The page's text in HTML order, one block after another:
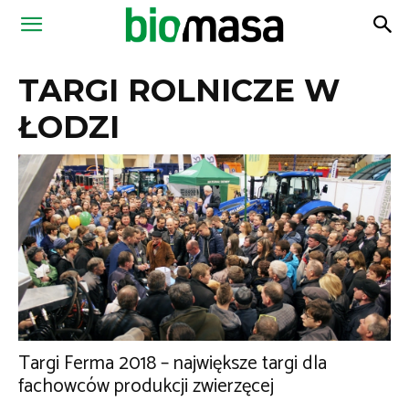
Magazyn
TARGI ROLNICZE W
ŁODZI
Targi Ferma 2018 – największe targi dla
fachowców produkcji zwierzęcej